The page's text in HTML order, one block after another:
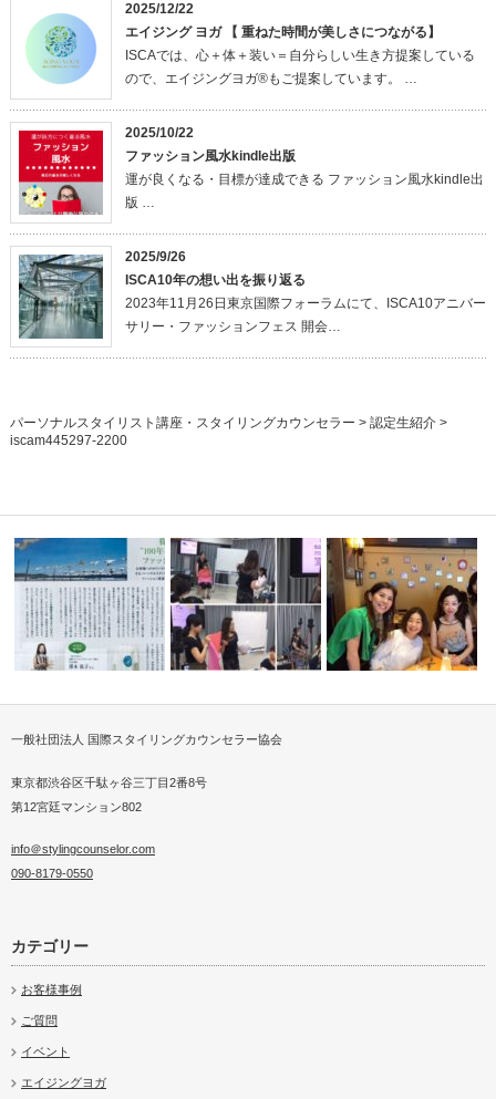
2025/12/22
エイジング ヨガ 【 重ねた時間が美しさにつながる】
ISCAでは、心＋体＋装い＝自分らしい生き方提案している
ので、エイジングヨガ®もご提案しています。 …
2025/10/22
ファッション風水kindle出版
運が良くなる・目標が達成できる ファッション風水kindle出
版 …
2025/9/26
ISCA10年の想い出を振り返る
2023年11月26日東京国際フォーラムにて、ISCA10アニバー
サリー・ファッションフェス 開会…
パーソナルスタイリスト講座・スタイリングカウンセラー > 認定生紹介>
iscam445297-2200
スティナブル…
知識より現場…
一般社団法人 国際スタイリングカウンセラー協会
東京都渋谷区千駄ヶ谷三丁目2番8号
第12宮廷マンション802
info＠stylingcounselor.com
090-8179-0550
カテゴリー
お客様事例
ご質問
イベント
エイジングヨガ